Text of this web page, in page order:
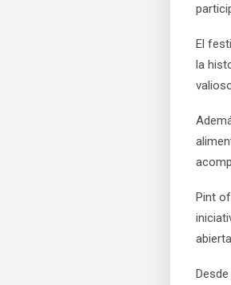
El
la
Pint